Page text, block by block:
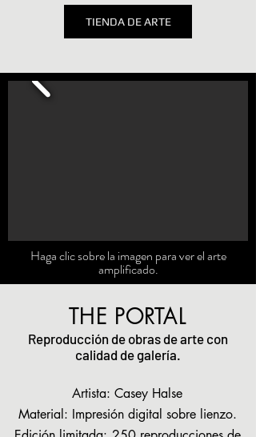
TIENDA DE ARTE
Haga clic sobre la imagen para ver el arte
amplificado.
THE PORTAL
Reproducción de obras de arte con
calidad de galería.
Artista: Casey Halse
Material: Impresión digital sobre lienzo.